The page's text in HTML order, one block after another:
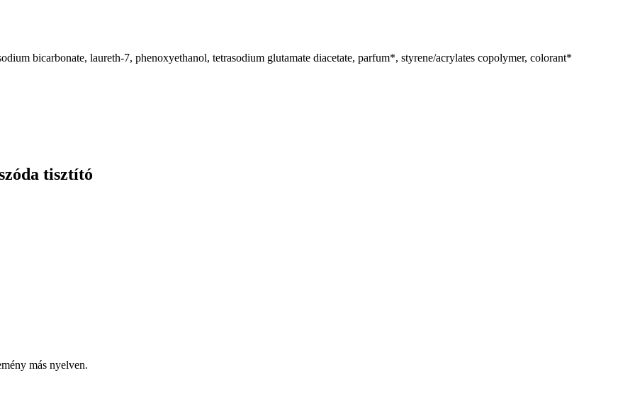
bicarbonate, laureth-7, phenoxyethanol, tetrasodium glutamate diacetate, parfum*, styrene/acrylates copolymer, colorant*
tisztító
más nyelven.